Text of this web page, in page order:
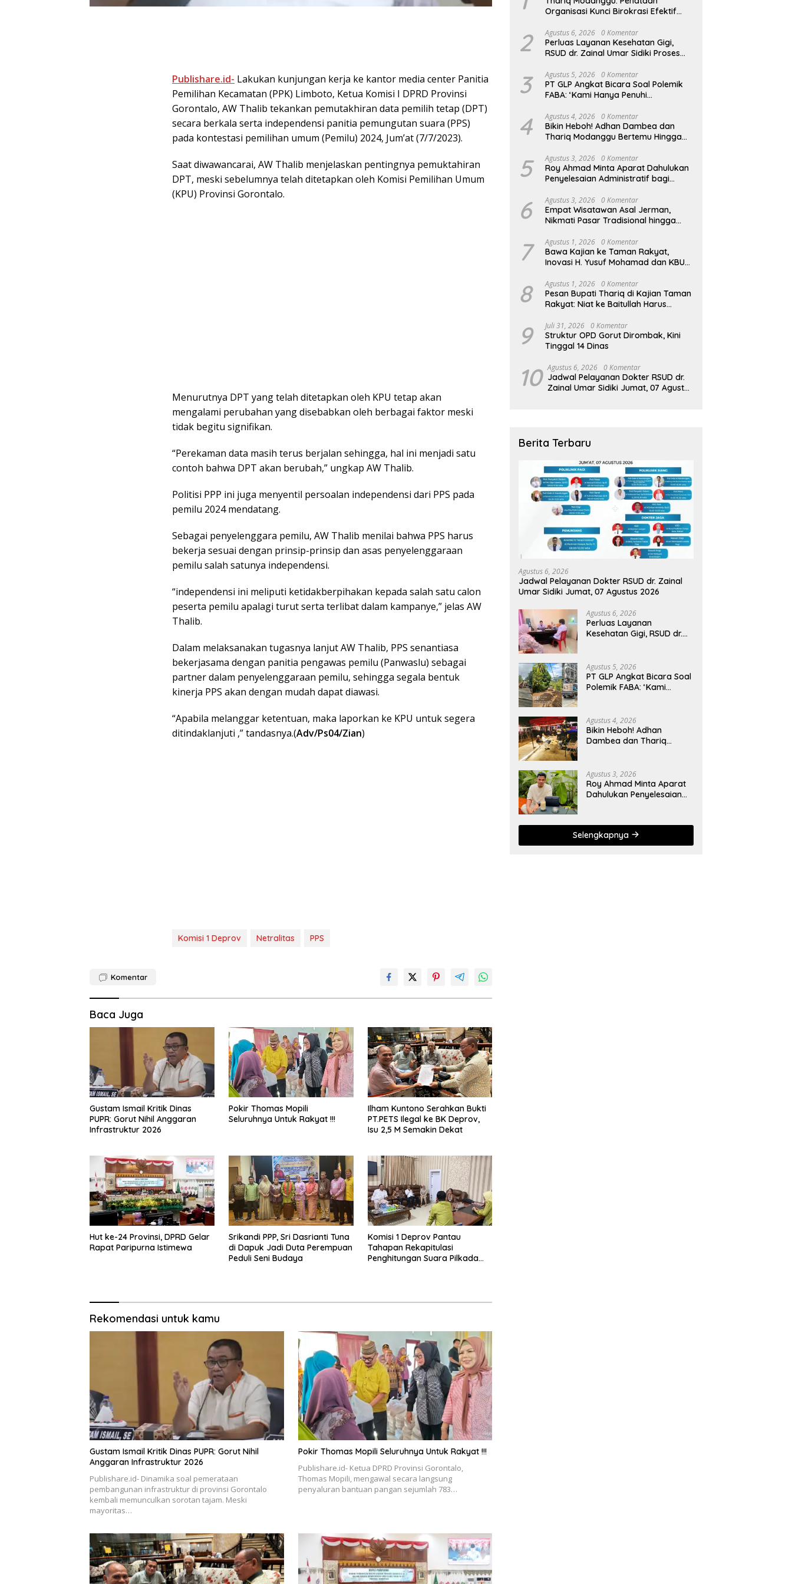
Publishare.id- Lakukan kunjungan kerja ke kantor media center Panitia
Pemilihan Kecamatan (PPK) Limboto, Ketua Komisi I DPRD Provinsi
Gorontalo, AW Thalib tekankan pemutakhiran data pemilih tetap (DPT)
secara berkala serta independensi panitia pemungutan suara (PPS)
pada kontestasi pemilihan umum (Pemilu) 2024, Jum’at (7/7/2023).
Saat diwawancarai, AW Thalib menjelaskan pentingnya pemuktahiran
DPT, meski sebelumnya telah ditetapkan oleh Komisi Pemilihan Umum
(KPU) Provinsi Gorontalo.
Menurutnya DPT yang telah ditetapkan oleh KPU tetap akan
mengalami perubahan yang disebabkan oleh berbagai faktor meski
tidak begitu signifikan.
“Perekaman data masih terus berjalan sehingga, hal ini menjadi satu
contoh bahwa DPT akan berubah,” ungkap AW Thalib.
Politisi PPP ini juga menyentil persoalan independensi dari PPS pada
pemilu 2024 mendatang.
Sebagai penyelenggara pemilu, AW Thalib menilai bahwa PPS harus
bekerja sesuai dengan prinsip-prinsip dan asas penyelenggaraan
pemilu salah satunya independensi.
“independensi ini meliputi ketidakberpihakan kepada salah satu calon
peserta pemilu apalagi turut serta terlibat dalam kampanye,” jelas AW
Thalib.
Dalam melaksanakan tugasnya lanjut AW Thalib, PPS senantiasa
bekerjasama dengan panitia pengawas pemilu (Panwaslu) sebagai
partner dalam penyelenggaraan pemilu, sehingga segala bentuk
kinerja PPS akan dengan mudah dapat diawasi.
“Apabila melanggar ketentuan, maka laporkan ke KPU untuk segera
ditindaklanjuti ,” tandasnya.(Adv/Ps04/Zian)
Komisi 1 Deprov Netralitas PPS
Komentar
Baca Juga
Gustam Ismail Kritik Dinas
PUPR: Gorut Nihil Anggaran
Infrastruktur 2026
Pokir Thomas Mopili
Seluruhnya Untuk Rakyat !!!
Ilham Kuntono Serahkan Bukti
PT.PETS Ilegal ke BK Deprov,
Isu 2,5 M Semakin Dekat
Hut ke-24 Provinsi, DPRD Gelar
Rapat Paripurna Istimewa
Srikandi PPP, Sri Dasrianti Tuna
di Dapuk Jadi Duta Perempuan
Peduli Seni Budaya
Komisi 1 Deprov Pantau
Tahapan Rekapitulasi
Penghitungan Suara Pilkada
Rekomendasi untuk kamu
Gustam Ismail Kritik Dinas PUPR: Gorut Nihil
Anggaran Infrastruktur 2026
Publishare.id- Dinamika soal pemerataan
pembangunan infrastruktur di provinsi Gorontalo
kembali memunculkan sorotan tajam. Meski
mayoritas…
Pokir Thomas Mopili Seluruhnya Untuk Rakyat !!!
Publishare.id- Ketua DPRD Provinsi Gorontalo,
Thomas Mopili, mengawal secara langsung
penyaluran bantuan pangan sejumlah 783…
Organisasi Kunci Birokrasi Efektif
2 Agustus 6, 2026 0 Komentar
Perluas Layanan Kesehatan Gigi,
RSUD dr. Zainal Umar Sidiki Proses
Konservasi Gigi
3 Agustus 5, 2026 0 Komentar
PT GLP Angkat Bicara Soal Polemik
FABA: ‘Kami Hanya Penuhi
4 Agustus 4, 2026 0 Komentar
Bikin Heboh! Adhan Dambea dan
Thariq Modanggu Bertemu Hingga
5 Agustus 3, 2026 0 Komentar
Roy Ahmad Minta Aparat Dahulukan
Penyelesaian Administratif bagi
6 Agustus 3, 2026 0 Komentar
Empat Wisatawan Asal Jerman,
Nikmati Pasar Tradisional hingga
7 Agustus 1, 2026 0 Komentar
Bawa Kajian ke Taman Rakyat,
Inovasi H. Yusuf Mohamad dan KBU
8 Agustus 1, 2026 0 Komentar
Pesan Bupati Thariq di Kajian Taman
Rakyat: Niat ke Baitullah Harus
9 Juli 31, 2026 0 Komentar
Struktur OPD Gorut Dirombak, Kini
Tinggal 14 Dinas
10 Agustus 6, 2026 0 Komentar
Jadwal Pelayanan Dokter RSUD dr.
Zainal Umar Sidiki Jumat, 07 Agustus
Berita Terbaru
Agustus 6, 2026
Jadwal Pelayanan Dokter RSUD dr. Zainal
Umar Sidiki Jumat, 07 Agustus 2026
Agustus 6, 2026
Perluas Layanan
Kesehatan Gigi, RSUD dr.
Konservasi Gigi
Agustus 5, 2026
PT GLP Angkat Bicara Soal
Polemik FABA: ‘Kami
Agustus 4, 2026
Bikin Heboh! Adhan
Dambea dan Thariq
Agustus 3, 2026
Roy Ahmad Minta Aparat
Dahulukan Penyelesaian
Selengkapnya